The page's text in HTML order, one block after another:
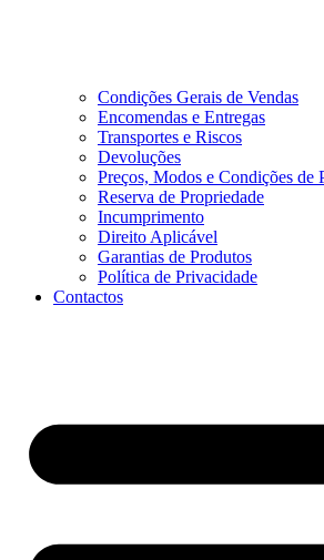
Condições Gerais de Vendas
Encomendas e Entregas
Transportes e Riscos
Devoluções
Preços, Modos e Condições de
Reserva de Propriedade
Incumprimento
Direito Aplicável
Garantias de Produtos
Política de Privacidade
Contactos